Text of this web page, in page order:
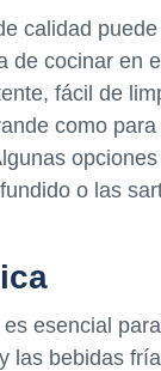
calidad
de cocinar en
fácil de
como
o las
esencial
las bebidas